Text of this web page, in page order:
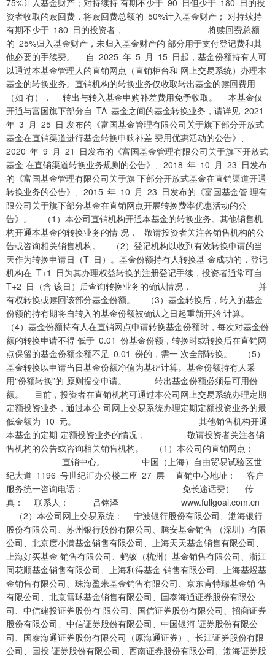
75%计入基金财产；对持续持 有期不少于 90 日但少于 180 日的投
资者收取的赎回费，将赎回费总额的 50%计入基金财产； 对持续持
有期不少于 180 日的投资者， 将赎回费总额
的 25%归入基金财产，未归入基金财产的 部分用于支付登记费和其
他必要的手续费。 自 2025 年 5 月 15 日起，基金份额持有人可
以通过本基金管理人的直销网点（直销柜台和 网上交易系统）办理本
基金的转换业务。直销机构的转换业务仅收取转出基金的赎回费用
（如 有）， 转出与转入基金申购补差费用免予收取。 本基金仅
开通与富国旗下部分自 TA 基金之间的基金转换业务，请详见 2021
年 3 月 25 日 发布的《富国基金管理有限公司关于旗下部分开放式
基金在直销渠道进行基金转换申购补差 费用优惠活动的公告》、
2020 年 9 月 21 日发布的《富国基金管理有限公司关于旗下开放式
基金 在直销渠道转换业务规则的公告》、2018 年 10 月 23 日发布
的《富国基金管理有限公司关于旗 下部分开放式基金在直销渠道开通
转换业务的公告》、2015 年 10 月 23 日发布的《富国基金管 理有
限公司关于旗下部分基金在直销网点开展转换费率优惠活动的公
告》。 （1）本公司直销机构开通本基金的转换业务。其他销售机
构开通本基金的转换业务的情 况， 敬请投资者关注各销售机构的公
告或咨询相关销售机构。 （2）登记机构以收到有效转换申请的当
天作为转换申请日（T 日）。基金份额持有人转换基 金成功的，登记
机构在 T+1 日为其办理权益转换的注册登记手续，投资者通常可自
T+2 日（含 该日）后查询转换业务的确认情况， 并
有权转换或赎回该部分基金份额。 （3）基金转换后，转入的基金
份额的持有期将自转入的基金份额被确认之日起重新开始 计算。
（4）基金份额持有人在直销网点申请转换基金份额时，每次对基金份
额的转换申请不得 低于 0.01 份基金份额，转换时或转换后在直销网
点保留的基金份额余额不足 0.01 份的，需一 次全部转换。 （5）
基金转换以申请当日基金份额净值为基础计算。基金份额持有人采
用“份额转换”的 原则提交申请。 转出基金份额必须是可用份
额。 目前，投资者在直销机构可通过本公司网上交易系统办理定期
定额投资业务，通过本公 司网上交易系统办理定期定额投资业务的最
低金额为 10 元。 其他销售机构开通
本基金的定期 定额投资业务的情况， 敬请投资者关注各销
售机构的公告或咨询相关销售机构。 （1）本公司的直销网点：
直销中心。 中国（上海）自由贸易试验区世
纪大道 1196 号世纪汇办公楼二座 27 层 直销中心地址： 客户
服务统一咨询电话： 免长途话费） 传
真： 联系人： 吕铭泽 www.fullgoal.com.cn
（2）本公司网上交易系统： 宁波银行股份有限公司、渤海银行
股份有限公司、苏州银行股份有限公司、腾安基金销售 （深圳）有限
公司、北京度小满基金销售有限公司、上海天天基金销售有限公司、
上海好买基金 销售有限公司、蚂蚁（杭州）基金销售有限公司、浙江
同花顺基金销售有限公司、上海利得基金 销售有限公司、上海基煜基
金销售有限公司、珠海盈米基金销售有限公司、京东肯特瑞基金销 售
有限公司、北京雪球基金销售有限公司、国泰海通证券股份有限公
司、中信建投证券股份有 限公司、国信证券股份有限公司、招商证券
股份有限公司、中信证券股份有限公司、中国银河 证券股份有限公
司、国泰海通证券股份有限公司（原海通证券）、长江证券股份有限
公司、国投 证券股份有限公司、西南证券股份有限公司、渤海证券股